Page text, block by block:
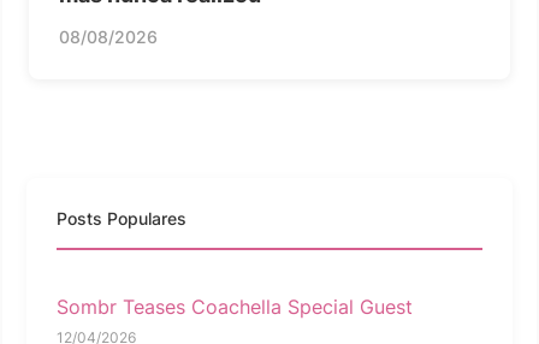
08/08/2026
Posts Populares
Sombr Teases Coachella Special Guest
12/04/2026